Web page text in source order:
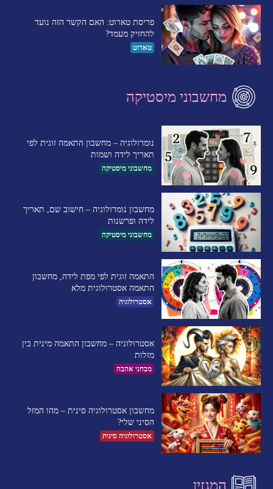
פריסת טארוט: האם הקשר הזה נועד
להחזיק מעמד?
טארוט
מחשבוני מיסטיקה
נומרולוגיה – מחשבון התאמה זוגית לפי
תאריך לידה ושמות
מחשבוני מיסטיקה
מחשבון נומרולוגיה – חישוב שם, תאריך
לידה ופרשנות
מחשבוני מיסטיקה
התאמה זוגית לפי מפת לידה, מחשבון
התאמה אסטרולוגית מלא
אסטרולוגיה
אסטרולוגיה – מחשבון התאמה מינית בין
מזלות
מבחני אהבה
מחשבון אסטרולוגיה סינית – מהו המזל
הסיני שלי?
אסטרולוגיה סינית
המגזין